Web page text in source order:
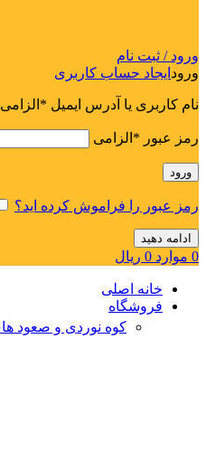
ورود / ثبت نام
ورود ایجاد حساب کاربری
نام کاربری یا آدرس ایمیل * الزامی
رمز عبور * الزامی
ورود
رمز عبور را فراموش کرده اید؟
ادامه دهید
0 موارد 0 ریال
خانه اصلی
فروشگاه
کوه نوردی و صعود